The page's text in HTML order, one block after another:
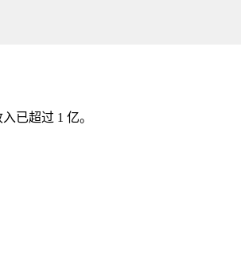
已超过 1 亿。